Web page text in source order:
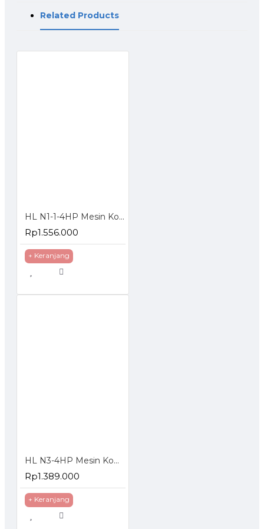
Related Products
HL N1-1-4HP Mesin Kompresor Angin 30 Liter Oiless
Rp1.556.000
+ Keranjang
HL N3-4HP Mesin Kompresor Angin 24 Liter Oiless Air Compressor
Rp1.389.000
+ Keranjang